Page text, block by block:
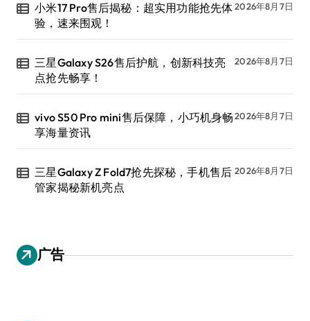
小米17 Pro售后揭秘：超实用功能抢先体
验，速来围观！
2026年8月7日
三星Galaxy S26售后护航，创新科技亮
点抢先畅享！
2026年8月7日
vivo S50 Pro mini售后保障，小巧机身畅
享海量资讯
2026年8月7日
三星Galaxy Z Fold7抢先探秘，手机售后
管家揭秘新机亮点
2026年8月7日
广告